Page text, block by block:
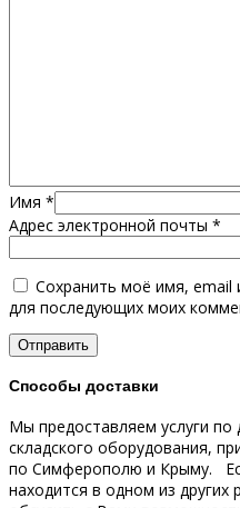
Имя *
Адрес электронной почты *
Сохранить моё имя, email
для последующих моих
Способы доставки
Мы предоставляем услуги по
складского оборудования,
по Симферополю и Крыму.
находится в одном из